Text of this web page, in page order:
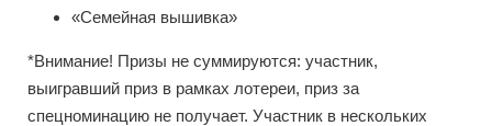
«Семейная вышивка»
*Внимание! Призы не суммируются: участник,
выигравший приз в рамках лотереи, приз за
спецноминацию не получает. Участник в нескольких